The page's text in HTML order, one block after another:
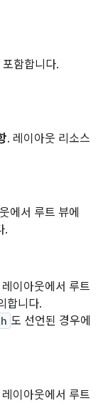
함합니다.
. 레이아웃 리소스
에서 루트 뷰에
.
이아웃에서 루트
합니다.
도 선언된 경우에
이아웃에서 루트